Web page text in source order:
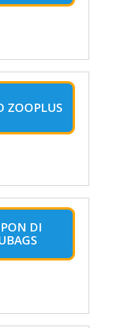
ZOOPLUS
DI